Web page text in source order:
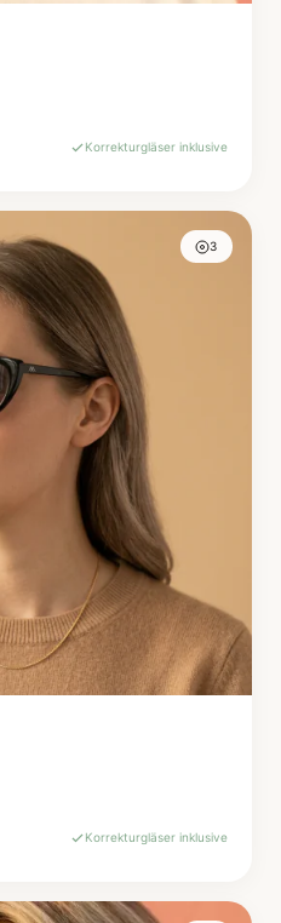
Korrekturgläser inklusive
3
Korrekturgläser inklusive